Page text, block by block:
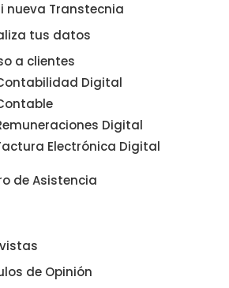
nueva Transtecnia
tus datos
a clientes
Digital
Digital
Electrónica Digital
de Asistencia
de Opinión